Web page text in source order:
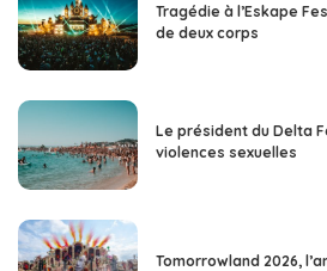
Tragédie à l’Eskape
de deux corps
Le président du Delta
violences sexuelles
Tomorrowland 2026,